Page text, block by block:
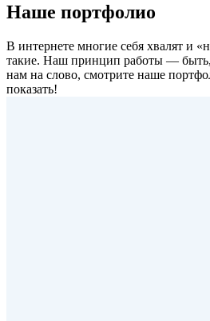
Наше портфолио
В интернете многие себя хвалят и
такие. Наш принцип работы — быть,
нам на слово, смотрите наше
показать!